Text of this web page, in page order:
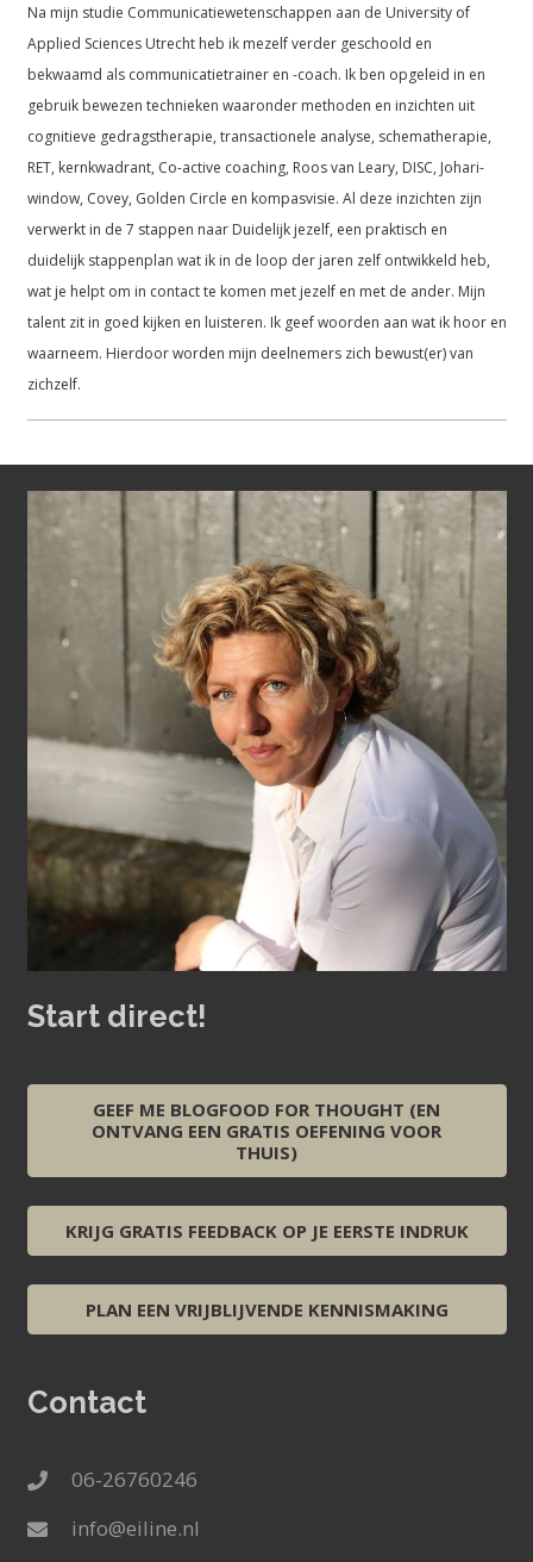
Na mijn studie Communicatiewetenschappen aan de University of
Applied Sciences Utrecht heb ik mezelf verder geschoold en
bekwaamd als communicatietrainer en -coach. Ik ben opgeleid in en
gebruik bewezen technieken waaronder methoden en inzichten uit
cognitieve gedragstherapie, transactionele analyse, schematherapie,
RET, kernkwadrant, Co-active coaching, Roos van Leary, DISC, Johari-
window, Covey, Golden Circle en kompasvisie. Al deze inzichten zijn
verwerkt in de 7 stappen naar Duidelijk jezelf, een praktisch en
duidelijk stappenplan wat ik in de loop der jaren zelf ontwikkeld heb,
wat je helpt om in contact te komen met jezelf en met de ander. Mijn
talent zit in goed kijken en luisteren. Ik geef woorden aan wat ik hoor en
waarneem. Hierdoor worden mijn deelnemers zich bewust(er) van
zichzelf.
Start direct!
GEEF ME BLOGFOOD FOR THOUGHT (EN
ONTVANG EEN GRATIS OEFENING VOOR
THUIS)
KRIJG GRATIS FEEDBACK OP JE EERSTE INDRUK
PLAN EEN VRIJBLIJVENDE KENNISMAKING
Contact
06-26760246
info@eiline.nl